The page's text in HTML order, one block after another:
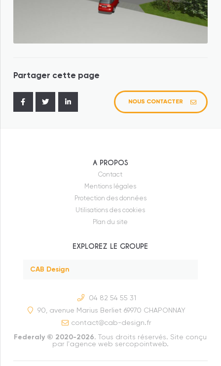
Partager cette page
NOUS CONTACTER
A PROPOS
Contact
Mentions légales
Protection des données
Utilisations des cookies
Plan du site
EXPLOREZ LE GROUPE
Federaly
Federaly Construction
CAB Design
04 82 54 55 31
90, avenue Marius Berliet 69970 CHAPONNAY
contact
cab-design.fr
Federaly © 2020-2026. Tous droits réservés. Site conçu
par
l'agence web sercopointweb.